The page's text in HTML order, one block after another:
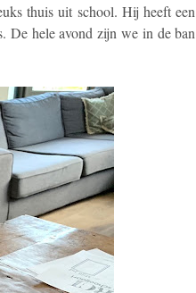
thuis uit school. Hij heeft een
De hele avond zijn we in de ban